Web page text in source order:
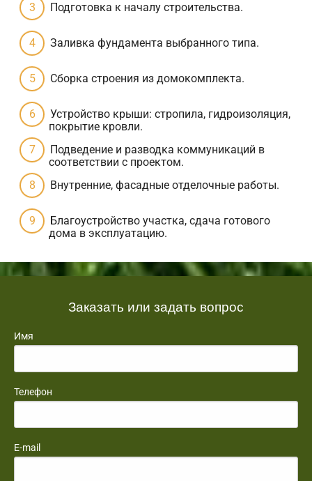
Подготовка к началу строительства.
Заливка фундамента выбранного типа.
Сборка строения из домокомплекта.
Устройство крыши: стропила, гидроизоляция,
покрытие кровли.
Подведение и разводка коммуникаций в
соответствии с проектом.
Внутренние, фасадные отделочные работы.
Благоустройство участка, сдача готового
дома в эксплуатацию.
Заказать или задать вопрос
Имя
Телефон
E-mail